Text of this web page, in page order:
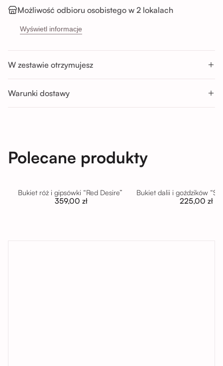
Możliwość odbioru osobistego w 2 lokalach
Sikorskiego 5H, 53-659 Wrocław
Godziny odbioru:
Pon-Sob : 11:00 - 14:00; 14:00 - 17:00; 17:00 - 20:00
Nd : 11:00 - 14:00; 14:00 - 17:00
Wyświetl informacje
W zestawie otrzymujesz
Warunki dostawy
Polecane produkty
Bukiet róż i gipsówki “Red Desire”
359,00 zł
Bukiet dalii i goździków
225,00 zł